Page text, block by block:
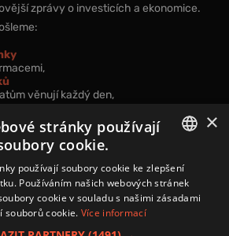
zprávy o investicích a ekonomice.
věnují každý den,
znalostí.
vyjadřujete svůj souhlas spodmínkami
.
CZECH
×
stránky používají
cookie.
používají soubory cookie ke zlepšení
Používáním našich webových stránek
cookie v souladu s našimi zásadami
souborů cookie. Více informací